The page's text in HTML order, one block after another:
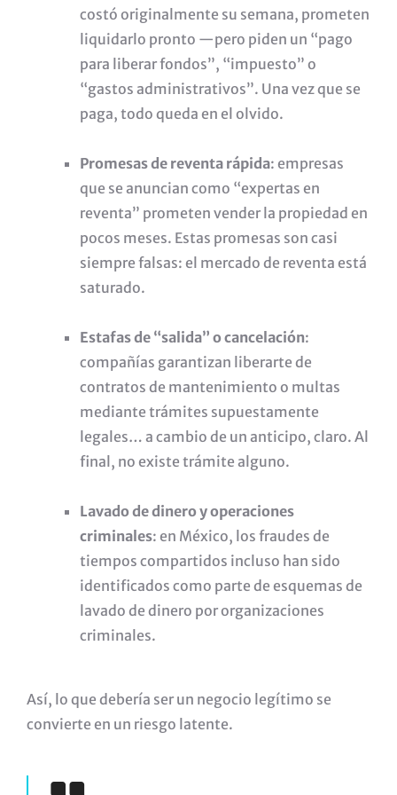
costó originalmente su semana, prometen
liquidarlo pronto —pero piden un “pago
para liberar fondos”, “impuesto” o
“gastos administrativos”. Una vez que se
paga, todo queda en el olvido.
Promesas de reventa rápida: empresas
que se anuncian como “expertas en
reventa” prometen vender la propiedad en
pocos meses. Estas promesas son casi
siempre falsas: el mercado de reventa está
saturado.
Estafas de “salida” o cancelación:
compañías garantizan liberarte de
contratos de mantenimiento o multas
mediante trámites supuestamente
legales… a cambio de un anticipo, claro. Al
final, no existe trámite alguno.
Lavado de dinero y operaciones
criminales: en México, los fraudes de
tiempos compartidos incluso han sido
identificados como parte de esquemas de
lavado de dinero por organizaciones
criminales.
Así, lo que debería ser un negocio legítimo se
convierte en un riesgo latente.